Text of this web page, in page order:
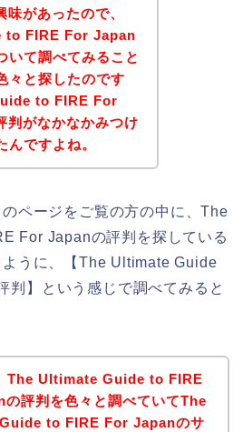
があったので、
FIRE For Japan
いて調べてみること
々と探したのです
to FIRE For
判がなかなかみつけ
んですよね。
ページをご覧の方の中に、The
For Japanの評判を探している
うに、【The Ultimate Guide
】という感じで調べてみると
The Ultimate Guide to FIRE
評判を色々と調べていてThe
to FIRE For Japanのサ